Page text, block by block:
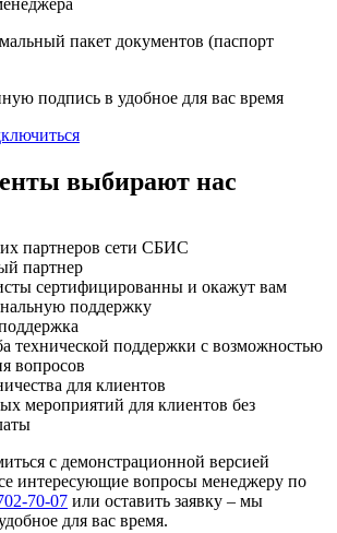
пакет документов (паспорт
подпись в удобное для вас время
выбирают нас
партнеров сети СБИС
партнер
сертифицированны и окажут вам
поддержку
технической поддержки с возможностью
вопросов
для клиентов
мероприятий для клиентов без
с демонстрационной версией
интересующие вопросы менеджеру по
70-07 или оставить заявку – мы
для вас время.